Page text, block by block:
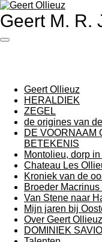
Ga
direct
de
Geert M. R.
Geert Ollieuz
HERALDIEK
ZEGEL
de origines van
DE VOORNAAM
BETEKENIS
Montolieu, dorp
Chateau Les
Kroniek van de
Broeder
Van Stene naar
Mijn jaren bij
Over Geert Ollieuz
DOMINIEK